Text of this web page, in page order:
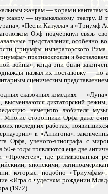
жанрам — хорам и кантатам
жанру — музыкальному театру. В
«Песни Катулла» и «Триумф
Орф подчеркнул связь
представления, особенно
(триумфы императорского
противостояли и
войны», когда они были
назвал их постановку — по
сценическим
сказочных комедиях —
высмеиваются диктаторский
немецкого любителя
Многие сторонники Орфа даже
последних работах,
и «Антигона»,
Орфа, ученого-этнографа с
50-е годы появляются еще две
где ритмизованная
японскими,
которые, подобно
«Игра о чудесном рождении
(1972).